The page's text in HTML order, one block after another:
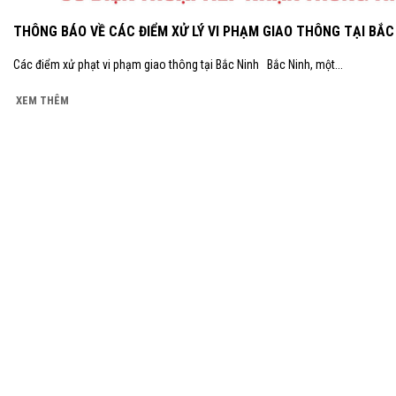
THÔNG BÁO VỀ CÁC ĐIỂM XỬ LÝ VI PHẠM GIAO THÔNG TẠI
Các điểm xử phạt vi phạm giao thông tại Bắc Ninh Bắc Ninh, một...
XEM THÊM